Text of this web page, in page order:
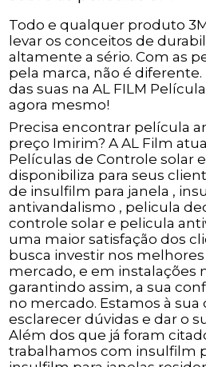
Todo e qualquer produto
levar os conceitos de
altamente a sério. Com as
pela marca, não é
das suas na AL FILM
agora mesmo!
Precisa encontrar película
preço Imirim? A AL Film
Películas de Controle solar
disponibiliza para seus
de insulfilm para janela ,
antivandalismo , pelicula
controle solar e pelicula
uma maior satisfação dos
busca investir nos
mercado, e em instalações
garantindo assim, a sua
no mercado. Estamos à sua
esclarecer dúvidas e dar o
Além dos que já foram
trabalhamos com insulfilm